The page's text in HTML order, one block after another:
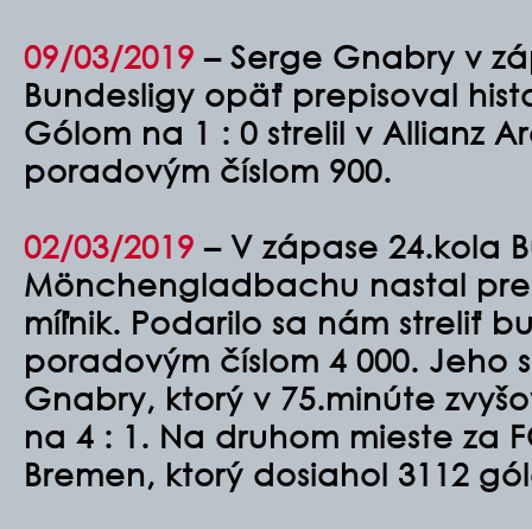
09/03/2019 – Serge Gnabry v
Bundesligy opäť prepisoval
Gólom na 1 : 0 strelil v Allianz
poradovým číslom 900.
02/03/2019 – V zápase 24.kola
Mönchengladbachu nastal pre
míľnik. Podarilo sa nám streliť
poradovým číslom 4 000. Jeho
Gnabry, ktorý v 75.minúte
na 4 : 1. Na druhom mieste za
Bremen, ktorý dosiahol 3112